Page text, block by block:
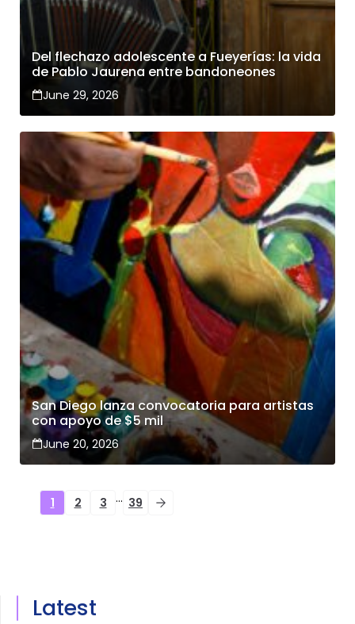
Del flechazo adolescente a Fueyerías: la vida
de Pablo Jaurena entre bandoneones
June 29, 2026
San Diego lanza convocatoria para artistas
con apoyo de $5 mil
June 20, 2026
1 2 3 … 39
Latest